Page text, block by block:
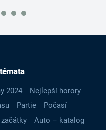
2024
Nejlepší horory
Partie
Počasí
začátky
Auto – katalog